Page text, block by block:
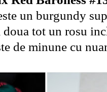
un burgundy
tot un rosu
de minune cu